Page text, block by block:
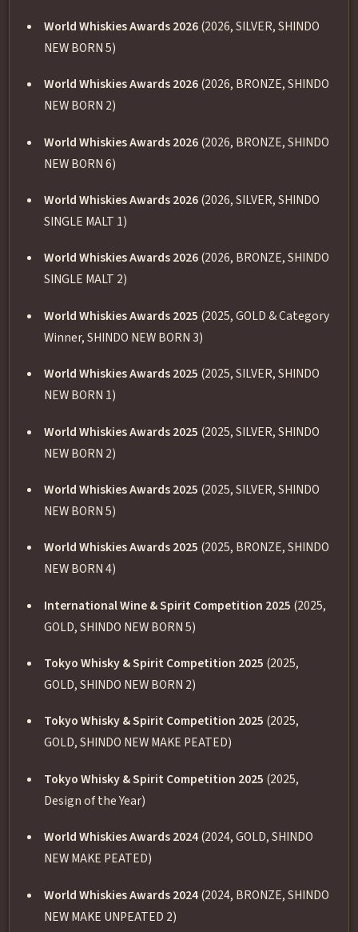
World Whiskies Awards 2026(2026, SILVER, SHINDO
NEW BORN 5)
World Whiskies Awards 2026(2026, BRONZE, SHINDO
NEW BORN 2)
World Whiskies Awards 2026(2026, BRONZE, SHINDO
NEW BORN 6)
World Whiskies Awards 2026(2026, SILVER, SHINDO
SINGLE MALT 1)
World Whiskies Awards 2026(2026, BRONZE, SHINDO
SINGLE MALT 2)
World Whiskies Awards 2025 (2025, GOLD & Category
Winner, SHINDO NEW BORN 3)
World Whiskies Awards 2025 (2025, SILVER, SHINDO
NEW BORN 1)
World Whiskies Awards 2025 (2025, SILVER, SHINDO
NEW BORN 2)
World Whiskies Awards 2025 (2025, SILVER, SHINDO
NEW BORN 5)
World Whiskies Awards 2025 (2025, BRONZE, SHINDO
NEW BORN 4)
International Wine & Spirit Competition 2025 (2025,
GOLD, SHINDO NEW BORN 5)
Tokyo Whisky & Spirit Competition 2025 (2025,
GOLD, SHINDO NEW BORN 2)
Tokyo Whisky & Spirit Competition 2025 (2025,
GOLD, SHINDO NEW MAKE PEATED)
Tokyo Whisky & Spirit Competition 2025 (2025,
Design of the Year)
World Whiskies Awards 2024(2024, GOLD, SHINDO
NEW MAKE PEATED)
World Whiskies Awards 2024(2024, BRONZE, SHINDO
NEW MAKE UNPEATED 2)